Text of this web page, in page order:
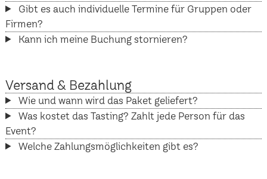
Gibt es auch individuelle Termine für Gruppen oder
Firmen?
Kann ich meine Buchung stornieren?
Versand & Bezahlung
Wie und wann wird das Paket geliefert?
Was kostet das Tasting? Zahlt jede Person für das
Event?
Welche Zahlungsmöglichkeiten gibt es?